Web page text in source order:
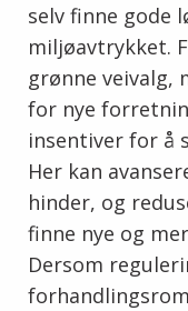
selv finne gode
miljøavtrykket.
grønne veivalg,
for nye
insentiver for å
Her kan
hinder, og
finne nye og
Dersom